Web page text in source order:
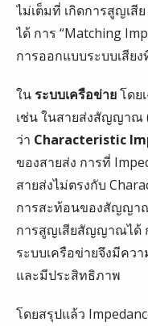
ไม่เต็มที่ เกิดการสูญเสี
ได้ การ “Matching
การออกแบบระบบเสีย
ใน ระบบเครือข่ายโดย
เช่น ในสายส่งสัญญาณ
ว่า Characteristic
ของสายส่ง การที่
สายส่งไม่ตรงกับ
การสะท้อนของสัญญา
การสูญเสียสัญญาณได้
ระบบเครือข่ายจึงมีค
และมีประสิทธิภาพ
โดยสรุปแล้ว